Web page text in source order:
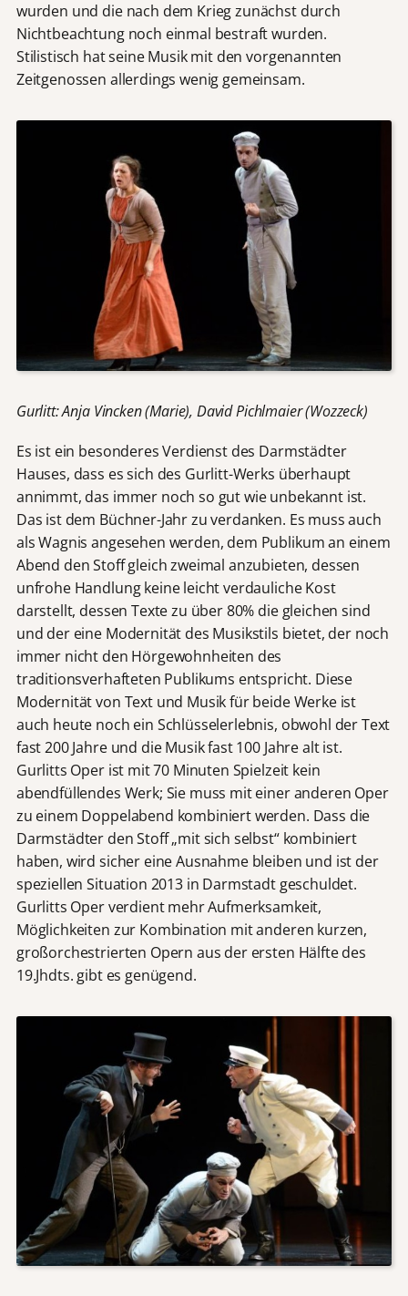
wurden und die nach dem Krieg zunächst durch
Nichtbeachtung noch einmal bestraft wurden.
Stilistisch hat seine Musik mit den vorgenannten
Zeitgenossen allerdings wenig gemeinsam.
Gurlitt: Anja Vincken (Marie), David Pichlmaier (Wozzeck)
Es ist ein besonderes Verdienst des Darmstädter
Hauses, dass es sich des Gurlitt-Werks überhaupt
annimmt, das immer noch so gut wie unbekannt ist.
Das ist dem Büchner-Jahr zu verdanken. Es muss auch
als Wagnis angesehen werden, dem Publikum an einem
Abend den Stoff gleich zweimal anzubieten, dessen
unfrohe Handlung keine leicht verdauliche Kost
darstellt, dessen Texte zu über 80% die gleichen sind
und der eine Modernität des Musikstils bietet, der noch
immer nicht den Hörgewohnheiten des
traditionsverhafteten Publikums entspricht. Diese
Modernität von Text und Musik für beide Werke ist
auch heute noch ein Schlüsselerlebnis, obwohl der Text
fast 200 Jahre und die Musik fast 100 Jahre alt ist.
Gurlitts Oper ist mit 70 Minuten Spielzeit kein
abendfüllendes Werk; Sie muss mit einer anderen Oper
zu einem Doppelabend kombiniert werden. Dass die
Darmstädter den Stoff „mit sich selbst“ kombiniert
haben, wird sicher eine Ausnahme bleiben und ist der
speziellen Situation 2013 in Darmstadt geschuldet.
Gurlitts Oper verdient mehr Aufmerksamkeit,
Möglichkeiten zur Kombination mit anderen kurzen,
großorchestrierten Opern aus der ersten Hälfte des
19.Jhdts. gibt es genügend.